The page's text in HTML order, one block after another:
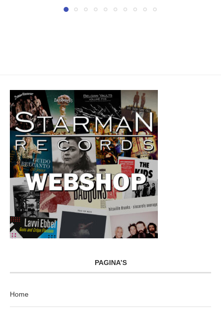
PAGINA’S
Home